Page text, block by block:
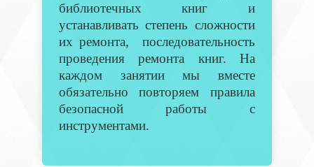
библиотечных книг и
устанавливать степень сложности
их ремонта, последовательность
проведения ремонта книг. На
каждом занятии мы вместе
обязательно повторяем правила
безопасной работы с
инструментами.